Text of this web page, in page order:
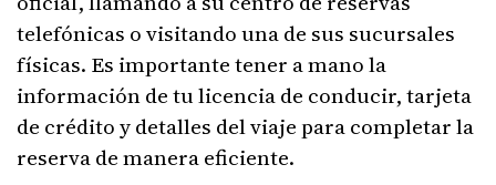
telefónicas o visitando una de sus sucursales
físicas. Es importante tener a mano la
información de tu licencia de conducir, tarjeta
de crédito y detalles del viaje para completar la
reserva de manera eficiente.